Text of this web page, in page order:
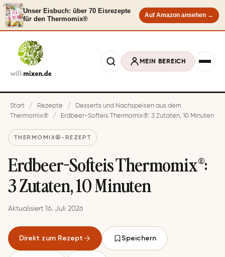
Anzeige
Unser Eisbuch: über 70 Eisrezepte
für den Thermomix®
Auf Amazon ansehen →
MEIN BEREICH
Start / Rezepte /
Desserts und Nachspeisen aus dem
Thermomix®
/ Erdbeer-Softeis Thermomix®: 3 Zutaten, 10 Minuten
THERMOMIX®-REZEPT
Erdbeer-Softeis Thermomix®:
3 Zutaten, 10 Minuten
Aktualisiert 16. Juli 2026
Direkt zum Rezept Speichern